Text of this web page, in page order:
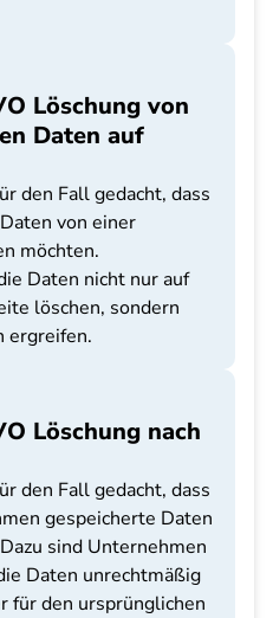
Löschung von
Daten auf
den Fall gedacht, dass
von einer
möchten.
Daten nicht nur auf
löschen, sondern
ergreifen.
Löschung nach
den Fall gedacht, dass
gespeicherte Daten
sind Unternehmen
Daten unrechtmäßig
für den ursprünglichen